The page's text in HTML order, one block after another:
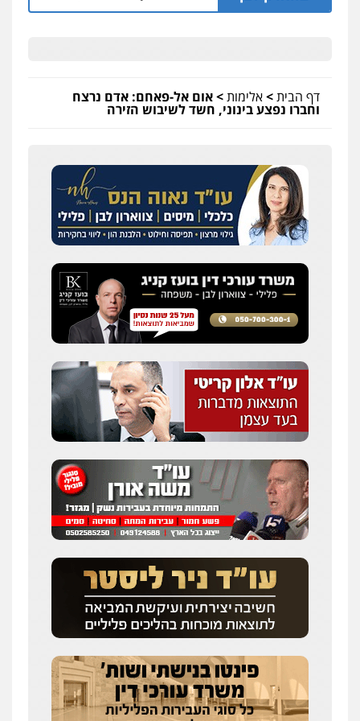
דף הבית>אלימות>אום אל-פאחם: אדם נרצח
וחברו נפצע בינוני, חשד לשיבוש הזירה